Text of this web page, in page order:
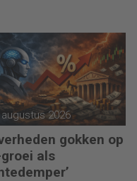
augustus 2026
gokken op
als